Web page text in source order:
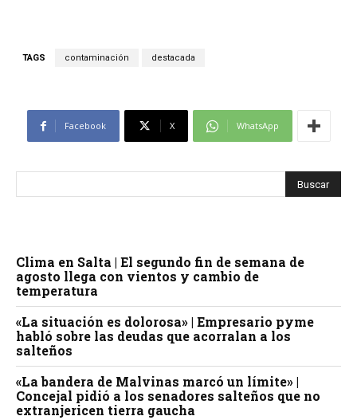
TAGS contaminación destacada
Facebook X WhatsApp
Clima en Salta | El segundo fin de semana de
agosto llega con vientos y cambio de
temperatura
«La situación es dolorosa» | Empresario pyme
habló sobre las deudas que acorralan a los
salteños
«La bandera de Malvinas marcó un límite» |
Concejal pidió a los senadores salteños que no
extranjericen tierra gaucha